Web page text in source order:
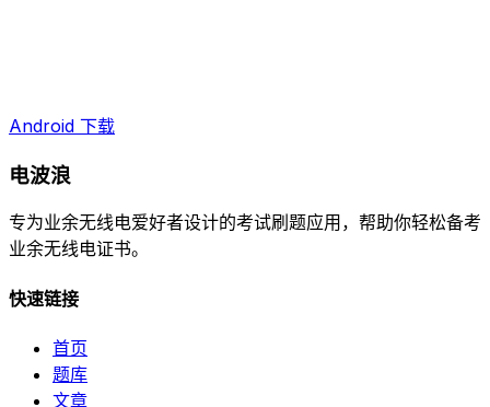
Android 下载
电波浪
专为业余无线电爱好者设计的考试刷题应用，帮助你轻松备考
业余无线电证书。
快速链接
首页
题库
文章